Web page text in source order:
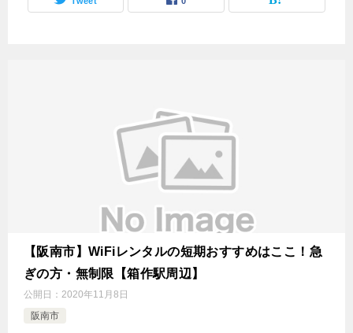
【阪南市】WiFiレンタルの短期おすすめはここ！急
ぎの方・無制限【箱作駅周辺】
公開日： 2020年11月8日
阪南市